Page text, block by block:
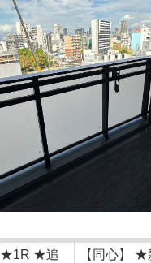
★1R ★追
【同心】